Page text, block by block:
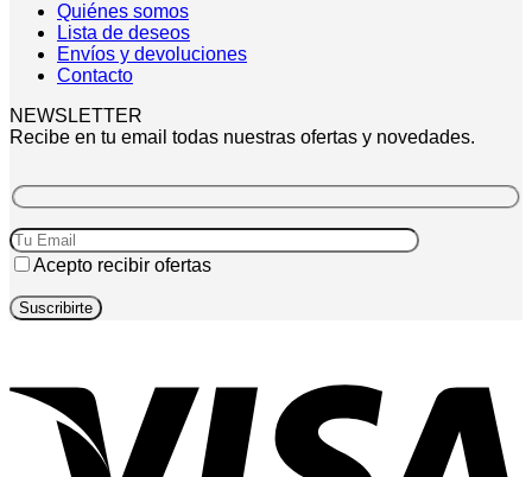
Quiénes somos
Lista de deseos
Envíos y devoluciones
Contacto
NEWSLETTER
Recibe en tu email todas nuestras ofertas y novedades.
Acepto recibir ofertas